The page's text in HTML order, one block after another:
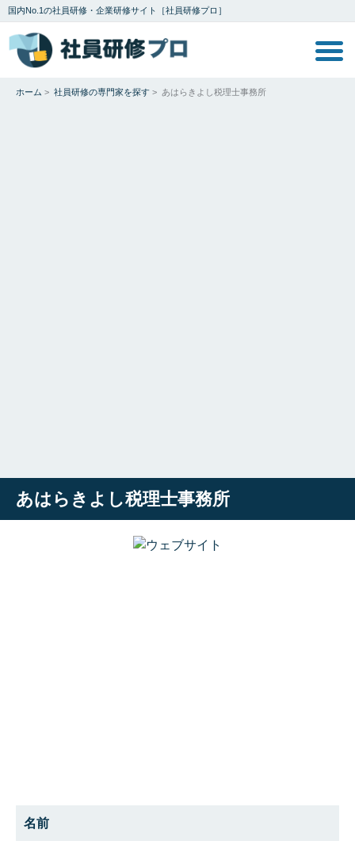
国内No.1の社員研修・企業研修サイト［社員研修プロ］
ホーム > 社員研修の専門家を探す > あはらきよし税理士事務所
あはらきよし税理士事務所
名前